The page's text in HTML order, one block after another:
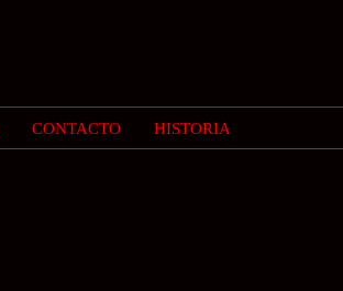
CONTACTO HISTORIA